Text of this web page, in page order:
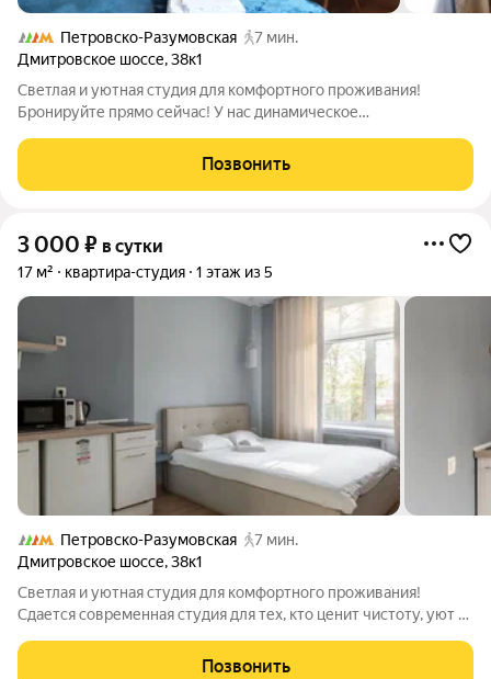
Петровско-Разумовская
7 мин.
Дмитровское шоссе,38к1
Светлая и уютная студия для комфортного проживания!
Бронируйте прямо сейчас! У нас динамическое
количества гостей. Указывайте всех взрослых и детей
Позвонить
3 000 ₽ в сутки
17 м² квартира-студия 1 этаж из 5
Петровско-Разумовская
7 мин.
Дмитровское шоссе,38к1
Светлая и уютная студия для комфортного проживания!
Сдается современная студия для тех, кто ценит чистоту, уют и
поездки. Если вы ищете комфортное и безопасное жилье, то
Позвонить